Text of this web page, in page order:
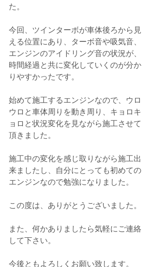
た。
今回、ツインターボが車体後ろから見
える位置にあり、ターボ音や吸気音、
エンジンのアイドリング音の状況が、
時間経過と共に変化していくのが分か
りやすかったです。
始めて施工するエンジンなので、ウロ
ウロと車体周りを動き周り、キョロキ
ョロと状況変化を見ながら施工させて
頂きました。
施工中の変化を感じ取りながら施工出
来ましたし、自分にとっても初めての
エンジンなので勉強になりました。
この度は、ありがとうございました。
また、何かありましたら気軽にご連絡
して下さい。
今後ともよろしくお願い致します。